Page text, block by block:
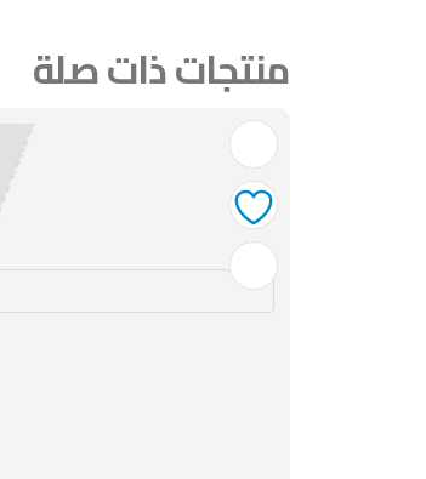
منتجات ذات صلة
أضف
للمفضلة
أضف
للمفضلة
أضف
للمفضلة
أضف
للمفضلة